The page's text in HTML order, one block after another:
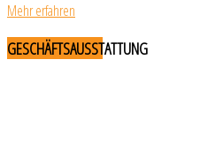
Mehr erfahren
GESCHÄFTSAUSSTATTUNG